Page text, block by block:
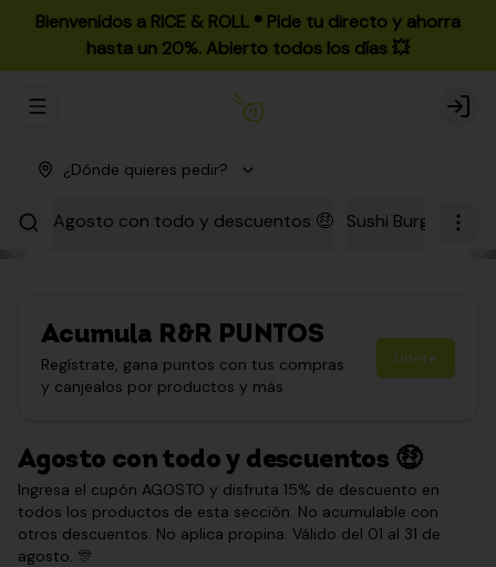
Bienvenidos a RICE & ROLL ®️ Pide tu directo y ahorra
hasta un 20%. Abierto todos los días 💥
Abrir menu de navegación Login
¿Dónde quieres pedir?
Agosto con todo y descuentos 🤑 Sushi Burgers
Acumula R&R PUNTOS
Regístrate, gana puntos con tus compras
y canjealos por productos y más
Únete
Agosto con todo y descuentos 🤑
Ingresa el cupón AGOSTO y disfruta 15% de descuento en
todos los productos de esta sección. No acumulable con
otros descuentos. No aplica propina. Válido del 01 al 31 de
agosto. 🎊